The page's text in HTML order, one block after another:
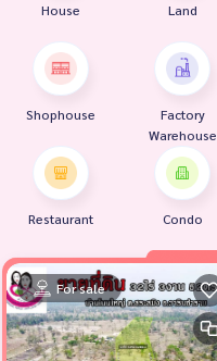
House Land
Shophouse
Factory
Warehouse
Restaurant Condo
For sale